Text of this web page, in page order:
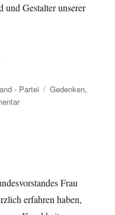
und Gestalter unserer
- Partei Schlagwörter
Gedenken,
zu
Frau
erfahren haben,